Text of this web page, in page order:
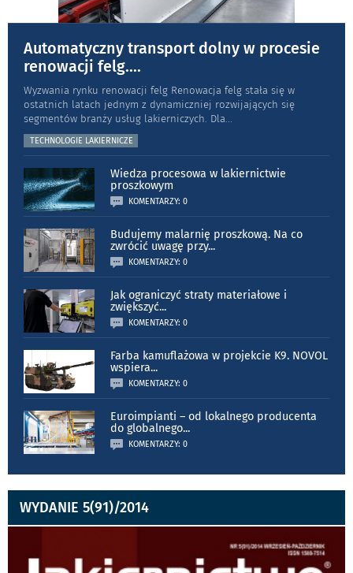
Automatyczny transport dolny w procesie
renowacji felg....
Wyzwania rynku renowacji felg Renowacja felg stała się w
ostatnich latach jednym z dynamiczniej rozwijających się
segmentów branży usług lakierniczych. Dla...
TECHNOLOGIE LAKIERNICZE
Wiedza procesowa w lakiernictwie
proszkowym
KOMENTARZY: 0
Budujemy malarnię proszkową. Na co
zwrócić uwagę przy...
KOMENTARZY: 0
Jak ograniczyć straty materiałowe i
zwiększyć...
KOMENTARZY: 0
Farba kamuflażowa w projekcie K9. NOVOL
wspiera...
KOMENTARZY: 0
Euroimpianti – od lokalnego producenta
do globalnego...
KOMENTARZY: 0
WYDANIE 5(91)/2014